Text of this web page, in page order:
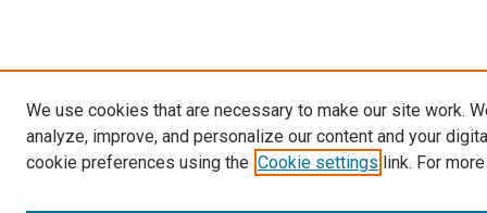
We use cookies that are necessary to make our site work.
analyze, improve, and personalize our content and your
cookie preferences using the Cookie settings link. For